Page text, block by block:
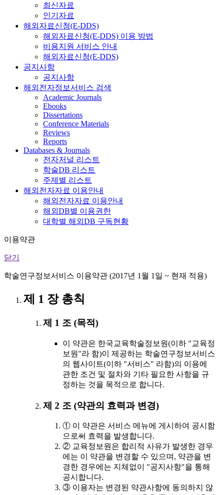
최신자료
인기자료
해외자료신청(E-DDS)
해외자료신청(E-DDS) 이용 방법
비용지원 서비스 안내
해외자료신청(E-DDS)
공지사항
공지사항
해외전자정보서비스 검색
Academic Journals
Ebooks
Dissertations
Conference Materials
Reviews
Reports
Databases & Journals
전자저널 리스트
학술DB 리스트
주제별 리스트
해외전자자료 이용안내
해외전자자료 이용안내
해외DB별 이용권한
대학별 해외DB 구독현황
이용약관
닫기
학술연구정보서비스 이용약관 (2017년 1월 1일 ~ 현재 적용)
제 1 장 총칙
제 1 조 (목적)
이 약관은 한국교육학술정보원(이하 "교육정
보원"라 함)이 제공하는 학술연구정보서비스
의 웹사이트(이하 "서비스" 라함)의 이용에
관한 조건 및 절차와 기타 필요한 사항을 규
정하는 것을 목적으로 합니다.
제 2 조 (약관의 효력과 변경)
① 이 약관은 서비스 메뉴에 게시하여 공시함
으로써 효력을 발생합니다.
② 교육정보원은 합리적 사유가 발생한 경우
에는 이 약관을 변경할 수 있으며, 약관을 변
경한 경우에는 지체없이 "공지사항"을 통해
공시합니다.
③ 이용자는 변경된 약관사항에 동의하지 않